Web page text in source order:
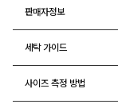
판매자정보
세탁 가이드
사이즈 측정 방법